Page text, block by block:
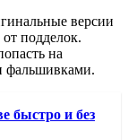
версии
подделок.
на
фальшивками.
быстро и без